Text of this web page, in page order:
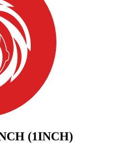
(1INCH)